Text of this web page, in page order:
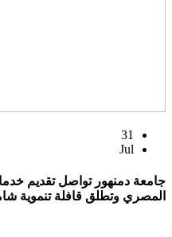
31
Jul
جامعة دمنهور تواصل تقديم
المصري وتطلق قافلة تنموية